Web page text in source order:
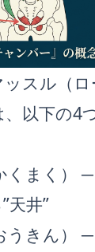
スル（ロ
以下の4
まく）
天井”
きん）